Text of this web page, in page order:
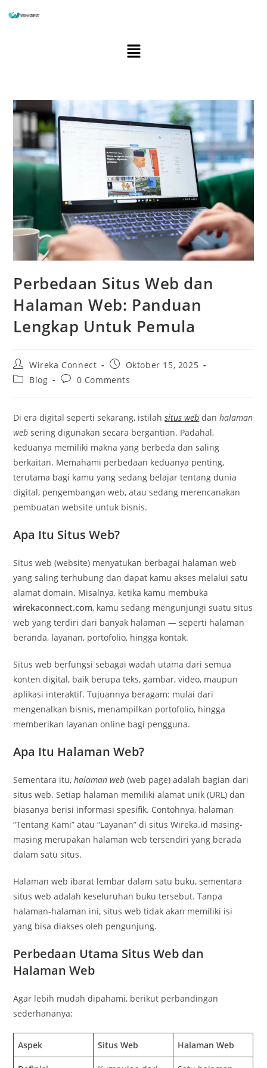
Perbedaan Situs Web dan
Halaman Web: Panduan
Lengkap Untuk Pemula
Wireka Connect
Oktober 15, 2025
Blog
0 Comments
Di era digital seperti sekarang, istilahsitus web danhalaman
web sering digunakan secara bergantian. Padahal,
keduanya memiliki makna yang berbeda dan saling
berkaitan. Memahami perbedaan keduanya penting,
terutama bagi kamu yang sedang belajar tentang dunia
digital, pengembangan web, atau sedang merencanakan
pembuatan website untuk bisnis.
Apa Itu Situs Web?
Situs web (website) menyatukan berbagai halaman web
yang saling terhubung dan dapat kamu akses melalui satu
alamat domain. Misalnya, ketika kamu membuka
wirekaconnect.com, kamu sedang mengunjungi suatu situs
web yang terdiri dari banyak halaman — seperti halaman
beranda, layanan, portofolio, hingga kontak.
Situs web berfungsi sebagai wadah utama dari semua
konten digital, baik berupa teks, gambar, video, maupun
aplikasi interaktif. Tujuannya beragam: mulai dari
mengenalkan bisnis, menampilkan portofolio, hingga
memberikan layanan online bagi pengguna.
Apa Itu Halaman Web?
Sementara itu,halaman web (web page) adalah bagian dari
situs web. Setiap halaman memiliki alamat unik (URL) dan
biasanya berisi informasi spesifik. Contohnya, halaman
“Tentang Kami” atau “Layanan” di situs Wireka.id masing-
masing merupakan halaman web tersendiri yang berada
dalam satu situs.
Halaman web ibarat lembar dalam satu buku, sementara
situs web adalah keseluruhan buku tersebut. Tanpa
halaman-halaman ini, situs web tidak akan memiliki isi
yang bisa diakses oleh pengunjung.
Perbedaan Utama Situs Web dan
Halaman Web
Agar lebih mudah dipahami, berikut perbandingan
sederhananya:
Aspek Situs Web Halaman Web